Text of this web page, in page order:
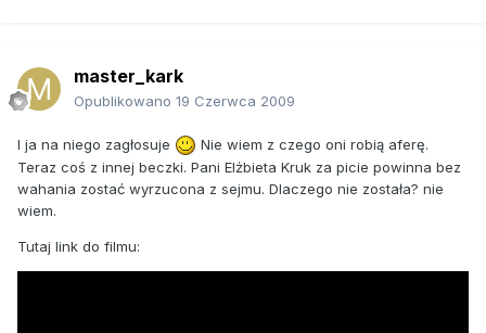
master_kark
Opublikowano 19 Czerwca 2009
I ja na niego zagłosuje
Nie wiem z czego oni robią aferę.
Teraz coś z innej beczki. Pani Elżbieta Kruk za picie powinna bez
wahania zostać wyrzucona z sejmu. Dlaczego nie została? nie
wiem.
Tutaj link do filmu: